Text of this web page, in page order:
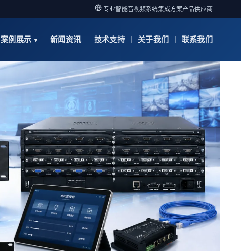
专业智能音视频系统集成方案产品供应商
案例展示 新闻资讯 技术支持 关于我们 联系我们